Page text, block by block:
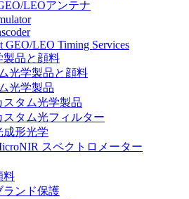
LEOアンテナ
GEO/LEO Timing Services
製品と顔料
光学製品と顔料
光学製品
スタム光学製品
スタム光フィルター
成形光学
スペクトロメーター
料
ランド保護